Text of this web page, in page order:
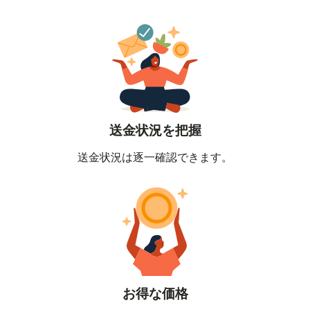
送金状況を把握
送金状況は逐一確認できます。
お得な価格